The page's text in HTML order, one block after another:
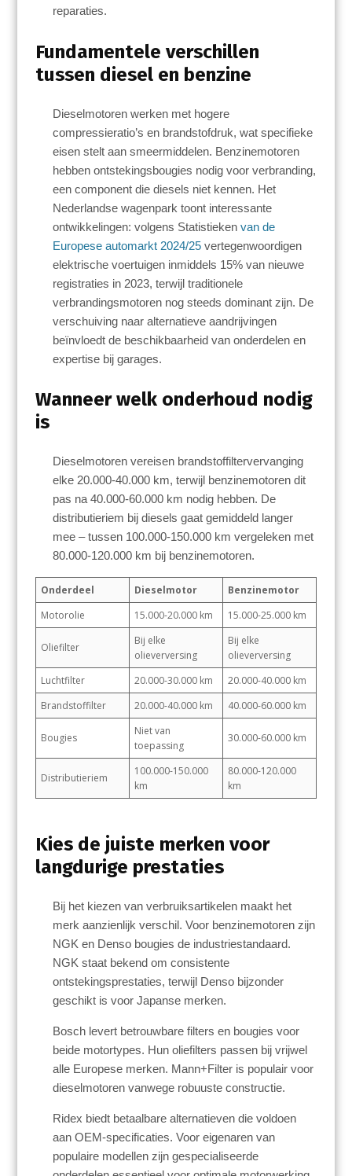
reparaties.
Fundamentele verschillen
tussen diesel en benzine
Dieselmotoren werken met hogere
compressieratio’s en brandstofdruk, wat specifieke
eisen stelt aan smeermiddelen. Benzinemotoren
hebben ontstekingsbougies nodig voor verbranding,
een component die diesels niet kennen. Het
Nederlandse wagenpark toont interessante
ontwikkelingen: volgens Statistiekenvan de
Europese automarkt 2024/25 vertegenwoordigen
elektrische voertuigen inmiddels 15% van nieuwe
registraties in 2023, terwijl traditionele
verbrandingsmotoren nog steeds dominant zijn. De
verschuiving naar alternatieve aandrijvingen
beïnvloedt de beschikbaarheid van onderdelen en
expertise bij garages.
Wanneer welk onderhoud nodig
is
Dieselmotoren vereisen brandstoffiltervervanging
elke 20.000-40.000 km, terwijl benzinemotoren dit
pas na 40.000-60.000 km nodig hebben. De
distributieriem bij diesels gaat gemiddeld langer
mee – tussen 100.000-150.000 km vergeleken met
80.000-120.000 km bij benzinemotoren.
Onderdeel Dieselmotor
Benzinemotor
Motorolie
15.000-20.000 km 15.000-25.000 km
Oliefilter
Bij elke
olieverversing
Bij elke
olieverversing
Luchtfilter
20.000-30.000 km
20.000-40.000 km
Brandstoffilter
20.000-40.000 km 40.000-60.000 km
Bougies
Niet van
toepassing
30.000-60.000 km
Distributieriem
100.000-150.000
km
80.000-120.000
km
Kies de juiste merken voor
langdurige prestaties
Bij het kiezen van verbruiksartikelen maakt het
merk aanzienlijk verschil. Voor benzinemotoren zijn
NGK en Denso bougies de industriestandaard.
NGK staat bekend om consistente
ontstekingsprestaties, terwijl Denso bijzonder
geschikt is voor Japanse merken.
Bosch levert betrouwbare filters en bougies voor
beide motortypes. Hun oliefilters passen bij vrijwel
alle Europese merken. Mann+Filter is populair voor
dieselmotoren vanwege robuuste constructie.
Ridex biedt betaalbare alternatieven die voldoen
aan OEM-specificaties. Voor eigenaren van
populaire modellen zijn gespecialiseerde